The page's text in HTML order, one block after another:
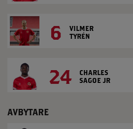
6
VILMER
TYRÉN
24
CHARLES
SAGOE JR
AVBYTARE